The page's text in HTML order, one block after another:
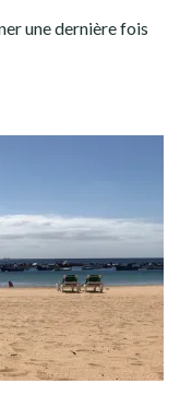
une dernière fois